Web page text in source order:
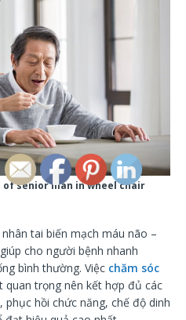
senior man in wheel chair
tai biến mạch máu não –
cho người bệnh nhanh
bình thường. Việc chăm sóc
quan trọng nên kết hợp đủ các
hồi chức năng, chế độ dinh